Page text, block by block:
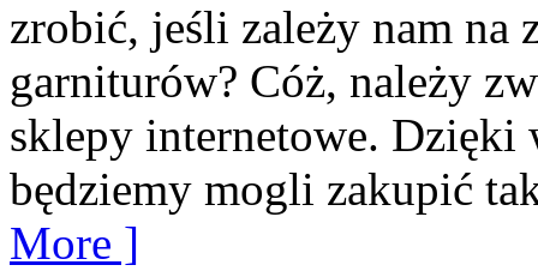
zrobić, jeśli zależy nam na
garniturów? Cóż, należy
sklepy internetowe. Dzięki
będziemy mogli zakupić
More ]